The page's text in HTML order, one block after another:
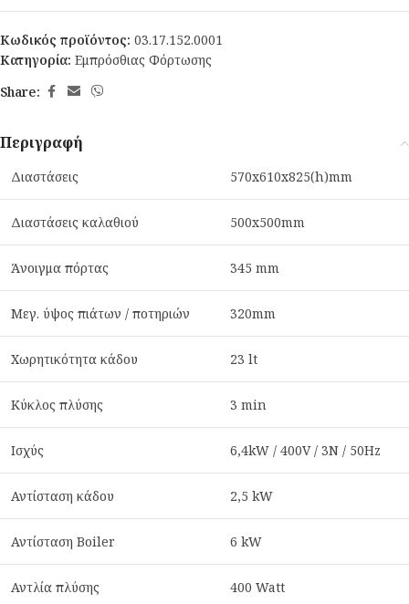
Κωδικός προϊόντος: 03.17.152.0001
Κατηγορία: Εμπρόσθιας Φόρτωσης
Share:
Περιγραφή
Διαστάσεις 570x610x825(h)mm
Διαστάσεις καλαθιού 500x500mm
Άνοιγμα πόρτας 345 mm
Μεγ. ύψος πιάτων / ποτηριών 320mm
Χωρητικότητα κάδου 23 lt
Κύκλος πλύσης 3 min
Ισχύς 6,4kW / 400V / 3N / 50Hz
Αντίσταση κάδου 2,5 kW
Αντίσταση Boiler 6 kW
Αντλία πλύσης 400 Watt